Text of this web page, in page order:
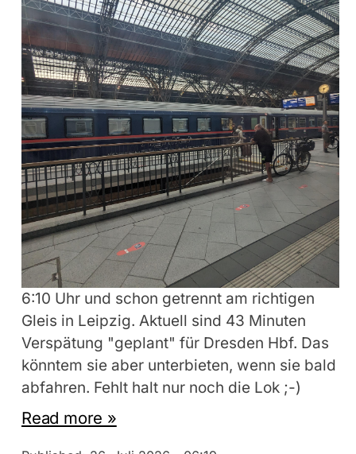
6:10 Uhr und schon getrennt am richtigen
Gleis in Leipzig. Aktuell sind 43 Minuten
Verspätung "geplant" für Dresden Hbf. Das
könntem sie aber unterbieten, wenn sie bald
abfahren. Fehlt halt nur noch die Lok ;-)
Read more »